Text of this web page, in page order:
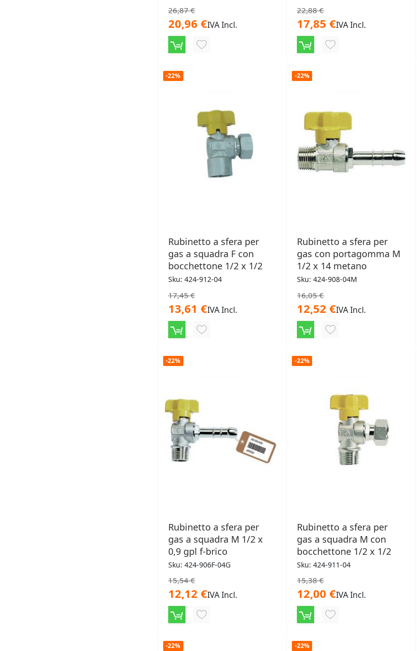
26,87 €
20,96 €IVA Incl.
AGGIUNGI
22,88 €
17,85 €IVA Incl.
AGGIUNGI
-22%
Rubinetto a sfera per
gas a squadra F con
bocchettone 1/2 x 1/2
Sku: 424-912-04
17,45 €
13,61 €IVA Incl.
AGGIUNGI
-22%
Rubinetto a sfera per
gas con portagomma M
1/2 x 14 metano
Sku: 424-908-04M
16,05 €
12,52 €IVA Incl.
AGGIUNGI
-22%
Rubinetto a sfera per
gas a squadra M 1/2 x
0,9 gpl f-brico
Sku: 424-906F-04G
15,54 €
12,12 €IVA Incl.
AGGIUNGI
-22%
Rubinetto a sfera per
gas a squadra M con
bocchettone 1/2 x 1/2
Sku: 424-911-04
15,38 €
12,00 €IVA Incl.
AGGIUNGI
-22% -22%